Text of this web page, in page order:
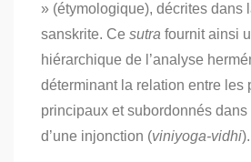
» (étymologique), décrites dans
sanskrite. Ce sutra fournit ainsi
hiérarchique de l’analyse
déterminant la relation entre les
principaux et subordonnés dans
d’une injonction (viniyoga-vidhi).